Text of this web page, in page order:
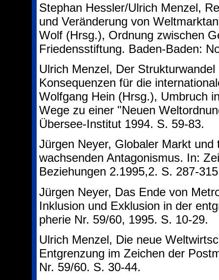
Stephan Hessler/Ulrich Menzel,
und Veränderung von
Wolf (Hrsg.), Ordnung zwischen
Friedensstiftung. Baden-Baden:
Ulrich Menzel, Der
Konsequenzen für die
Wolfgang Hein (Hrsg.), Umbruch
Wege zu einer "Neuen
Übersee-Institut 1994. S. 59-83.
Jürgen Neyer, Globaler Markt
wachsenden Antagonismus. In:
Beziehungen 2.1995,2. S. 287-
Jürgen Neyer, Das Ende von
Inklusion und Exklusion in der
pherie Nr. 59/60, 1995. S. 10-29.
Ulrich Menzel, Die neue
Entgrenzung im Zeichen der
Nr. 59/60. S. 30-44.